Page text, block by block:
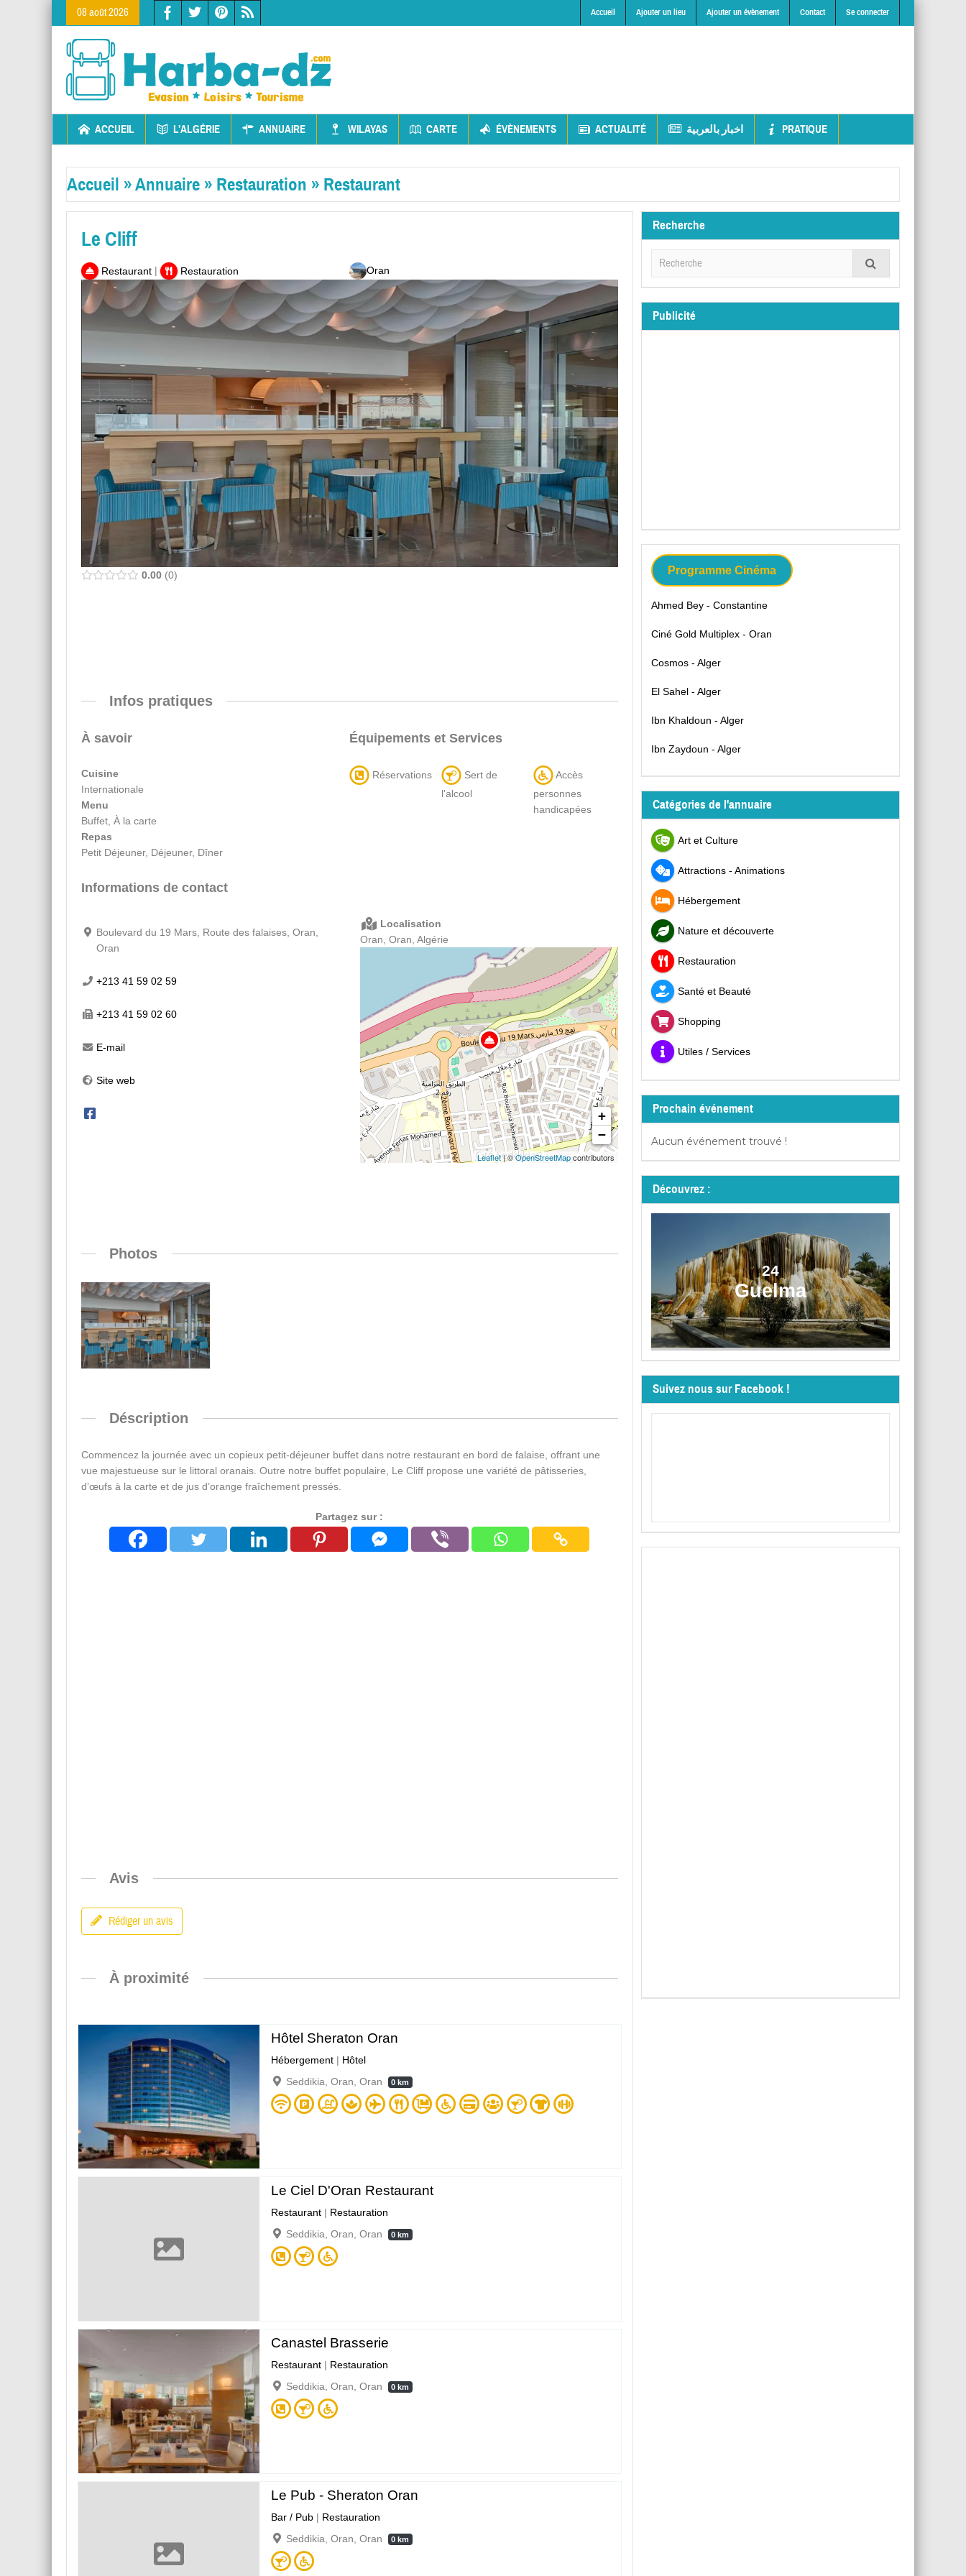
08 août 2026 Accueil Ajouter un lieu Ajouter un évènement Contact Se connecter
ACCUEIL L’ALGÉRIE ANNUAIRE WILAYAS CARTE ÉVÈNEMENTS ACTUALITÉ اخبار بالعربية PRATIQUE
Accueil »Annuaire » Restauration » Restaurant
Le Cliff
Restaurant | Restauration Oran
0.00 0
Infos pratiques
À savoir
Cuisine
Internationale
Menu
Buffet, À la carte
Repas
Petit Déjeuner, Déjeuner, Dîner
Équipements et Services
Réservations
Sert de
l'alcool
Accès
personnes
handicapées
Informations de contact
Boulevard du 19 Mars, Route des falaises, Oran,
Oran
+213 41 59 02 59
+213 41 59 02 60
E-mail
Site web
Localisation
Oran, Oran, Algérie
+
−
Leaflet| ©OpenStreetMapcontributors
Photos
Déscription
Commencez la journée avec un copieux petit-déjeuner buffet dans notre restaurant en bord de falaise, offrant une
vue majestueuse sur le littoral oranais. Outre notre buffet populaire, Le Cliff propose une variété de pâtisseries,
d’œufs à la carte et de jus d’orange fraîchement pressés.
Partagez sur :
Avis
Rédiger un avis
À proximité
Hôtel Sheraton Oran
Hébergement| Hôtel
Seddikia, Oran, Oran
0 km
Le Ciel D'Oran Restaurant
Restaurant| Restauration
Seddikia, Oran, Oran
0 km
Canastel Brasserie
Restaurant| Restauration
Seddikia, Oran, Oran
0 km
Le Pub - Sheraton Oran
Bar / Pub| Restauration
Seddikia, Oran, Oran
0 km
Recherche
Publicité
Programme Cinéma
Ahmed Bey - Constantine
Ciné Gold Multiplex - Oran
Cosmos - Alger
El Sahel - Alger
Ibn Khaldoun - Alger
Ibn Zaydoun - Alger
Catégories de l'annuaire
Art et Culture
Attractions - Animations
Hébergement
Nature et découverte
Restauration
Santé et Beauté
Shopping
Utiles / Services
Prochain événement
Aucun événement trouvé !
Découvrez :
24
Guelma
Suivez nous sur Facebook !